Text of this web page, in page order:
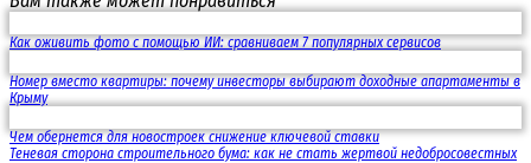
Как оживить фото с помощью ИИ: сравниваем 7 популярных сервисов
Номер вместо квартиры: почему инвесторы выбирают доходные апартаменты в
Крыму
Чем обернется для новостроек снижение ключевой ставки
Теневая сторона строительного бума: как не стать жертвой недобросовестных